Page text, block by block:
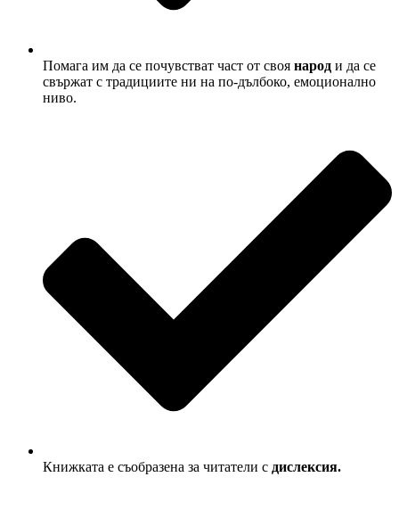
Помага им да се почувстват част от своя народ и да се
свържат с традициите ни на по-дълбоко, емоционално
ниво.
Книжката е съобразена за читатели с дислексия.